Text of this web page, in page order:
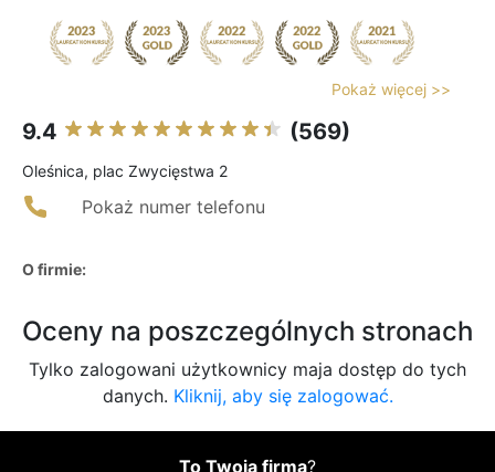
Pokaż więcej >>
9.4 (569)
Oleśnica, plac Zwycięstwa 2
Pokaż numer telefonu
O firmie:
Oceny na poszczególnych stronach
Tylko zalogowani użytkownicy maja dostęp do tych
danych. Kliknij, aby się zalogować.
To Twoja firma?